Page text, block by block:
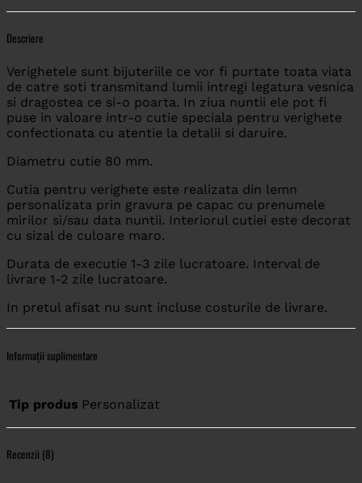
Descriere
Verighetele sunt bijuteriile ce vor fi purtate toata viata
de catre soti transmitand lumii intregi legatura vesnica
si dragostea ce si-o poarta. In ziua nuntii ele pot fi
puse in valoare intr-o cutie speciala pentru verighete
confectionata cu atentie la detalii si daruire.
Diametru cutie 80 mm.
Cutia pentru verighete este realizata din lemn
personalizata prin gravura pe capac cu prenumele
mirilor si/sau data nuntii. Interiorul cutiei este decorat
cu sizal de culoare maro.
Durata de executie 1-3 zile lucratoare. Interval de
livrare 1-2 zile lucratoare.
In pretul afisat nu sunt incluse costurile de livrare.
Informații suplimentare
Tip produs Personalizat
Recenzii (8)